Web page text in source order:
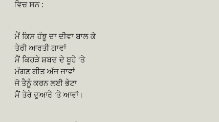
ਵਿਚ ਸਨ :
ਮੈਂ ਕਿਸ ਹੰਝੂ ਦਾ ਦੀਵਾ ਬਾਲ ਕੇ
ਤੇਰੀ ਆਰਤੀ ਗਾਵਾਂ
ਮੈਂ ਕਿਹੜੇ ਸ਼ਬਦ ਦੇ ਬੂਹੇ ‘ਤੇ
ਮੰਗਣ ਗੀਤ ਅੱਜ ਜਾਵਾਂ
ਜੋ ਤੈਨੂੰ ਕਰਨ ਲਈ ਭੇਟਾ
ਮੈਂ ਤੇਰੇ ਦੁਆਰੇ ‘ਤੇ ਆਵਾਂ।